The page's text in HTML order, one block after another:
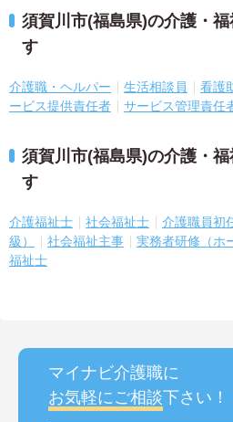
須賀川市(福島県)の介護・
す
介護職・ヘルパー 生活相談員 看護
ービス提供責任者
サービス管理責任
須賀川市(福島県)の介護・
す
介護福祉士 社会福祉士
介護職員初
級）
社会福祉主事 実務者研修（ホ
福祉士
マイナビ介護職に
お気軽にご相談下さい！